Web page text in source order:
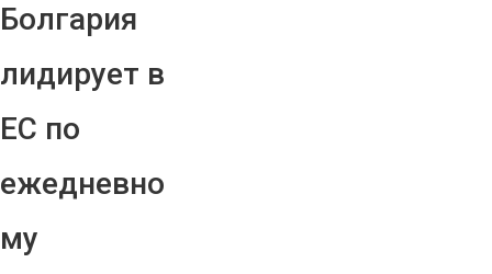
Болгария
лидирует в
ЕС по
ежедневно
му